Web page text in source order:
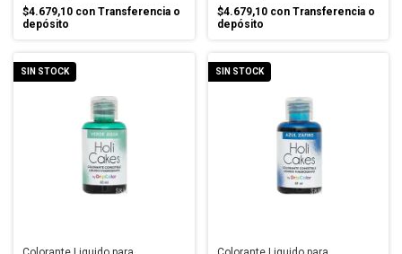
$4.679,10 con Transferencia o
depósito
$4.679,10 con Transferencia o
depósito
SIN STOCK SIN STOCK